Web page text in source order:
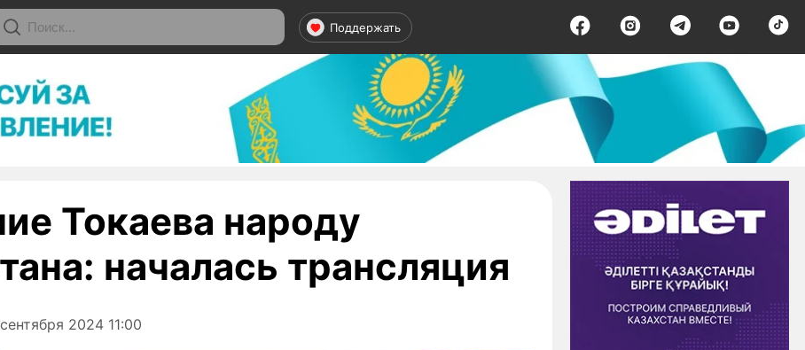
Поддержать
Токаева народу
началась трансляция
2024 11:00